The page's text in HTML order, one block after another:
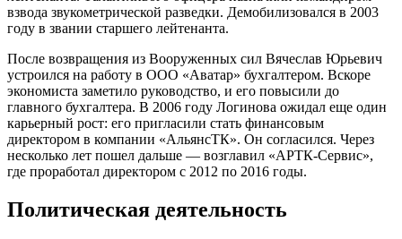
взвода звукометрической разведки. Демобилизовался в 2003
году в звании старшего лейтенанта.
После возвращения из Вооруженных сил Вячеслав Юрьевич
устроился на работу в ООО «Аватар» бухгалтером. Вскоре
экономиста заметило руководство, и его повысили до
главного бухгалтера. В 2006 году Логинова ожидал еще один
карьерный рост: его пригласили стать финансовым
директором в компании «АльянсТК». Он согласился. Через
несколько лет пошел дальше — возглавил «АРТК-Сервис»,
где проработал директором с 2012 по 2016 годы.
Политическая деятельность